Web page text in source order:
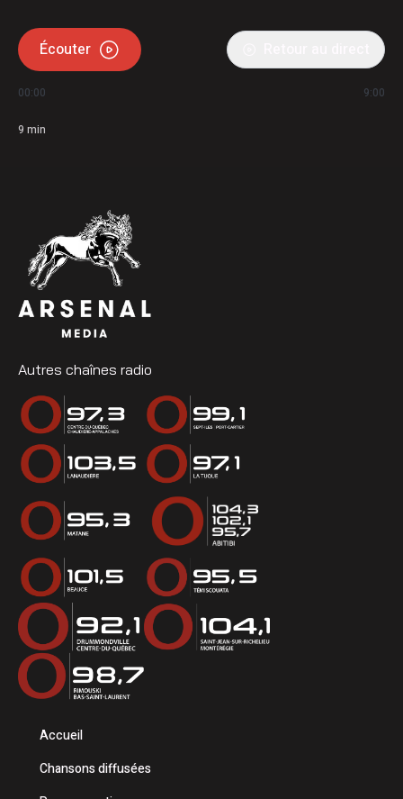
Écouter
00:00 9:00
9 min
Autres chaînes radio
Accueil
Chansons diffusées